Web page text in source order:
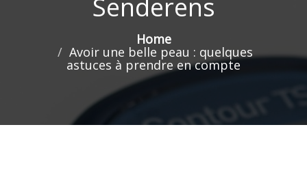
Senderens
Home
Avoir une belle peau : quelques
astuces à prendre en compte